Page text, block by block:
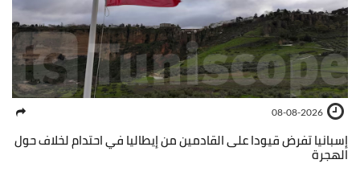
08-08-2026
إسبانيا تفرض قيودا على القادمين من إيطاليا في احتدام لخلاف حول
الهجرة